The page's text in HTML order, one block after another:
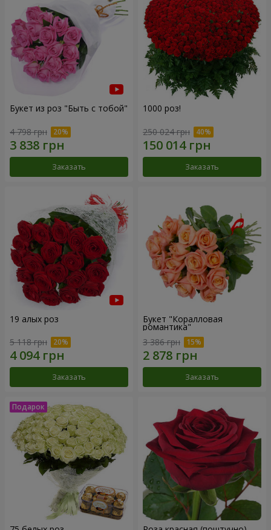
Букет из роз "Быть с тобой"
4 798 грн
Заказать
1000 роз!
250 024 грн
Заказать
19 алых роз
5 118 грн
Заказать
Букет "Коралловая
романтика"
3 386 грн
Заказать